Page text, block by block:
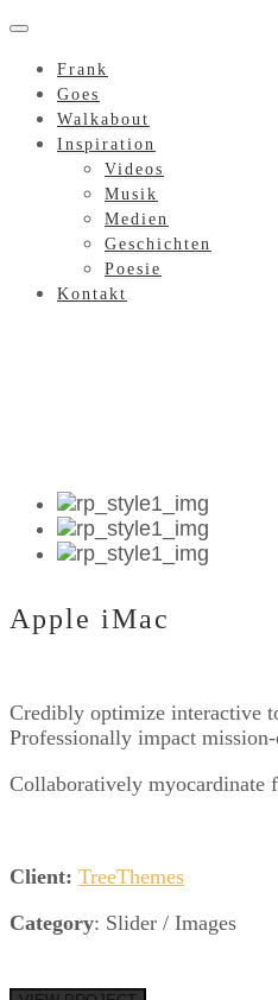
Frank
Goes
Walkabout
Inspiration
Videos
Musik
Medien
Geschichten
Poesie
Kontakt
Apple iMac
Credibly optimize interactive
Professionally impact
Collaboratively myocardinate
Client: TreeThemes
Category: Slider / Images